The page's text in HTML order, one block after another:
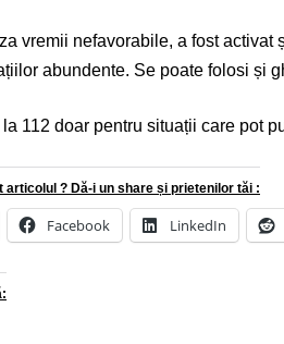
vremii nefavorabile, a fost
abundente. Se poate folosi și
la 112 doar pentru situații care pot
articolul ? Dă-i un share și prietenilor tăi :
Facebook LinkedIn